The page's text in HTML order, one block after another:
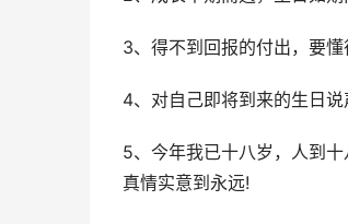
3、得不到回报的付出，要懂
4、对自己即将到来的生日
5、今年我已十八岁，人到
真情实意到永远!